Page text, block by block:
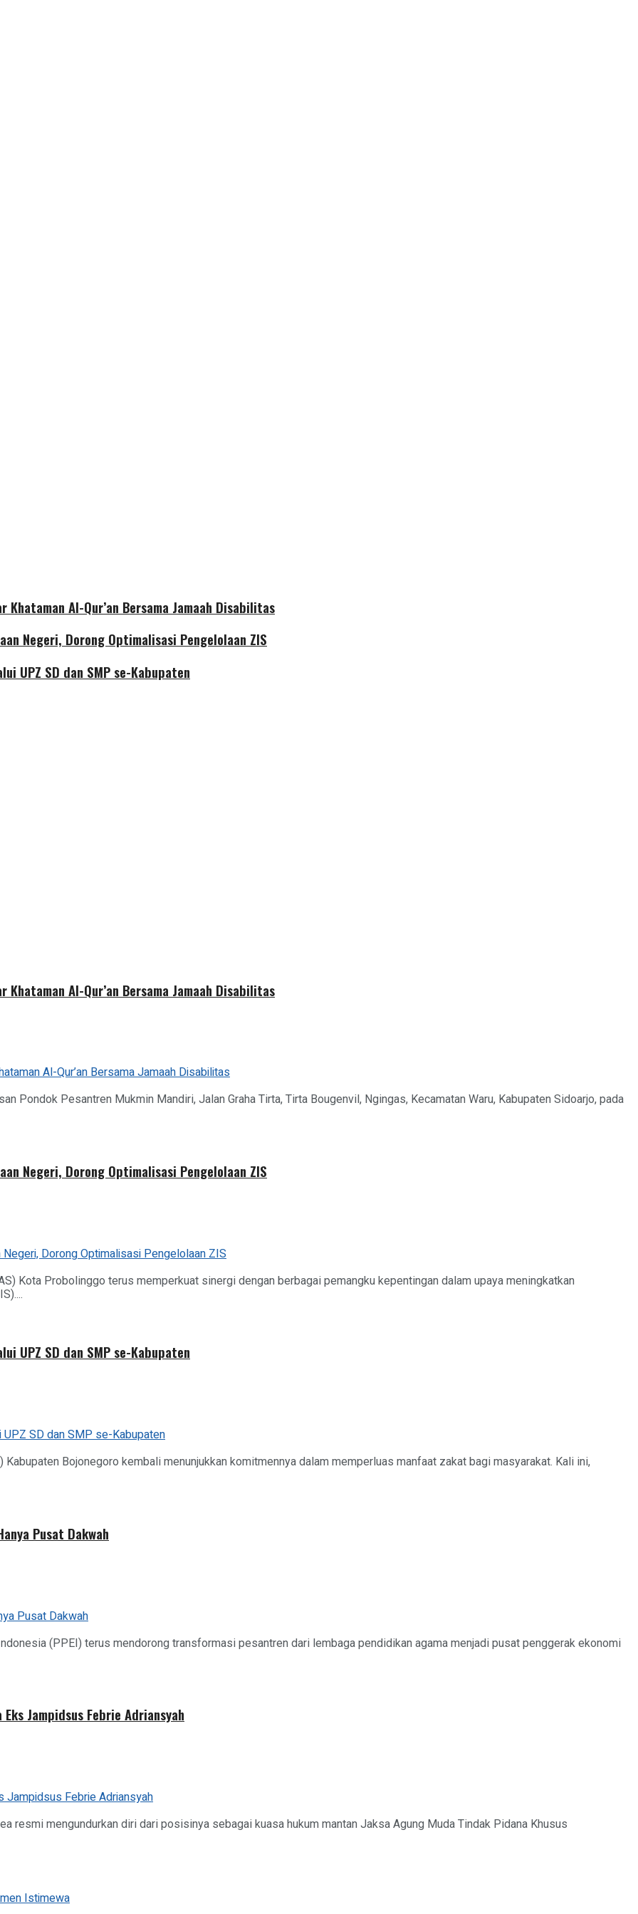
Al-Qur’an Bersama Jamaah Disabilitas
Negeri, Dorong Optimalisasi Pengelolaan ZIS
UPZ SD dan SMP se-Kabupaten
Al-Qur’an Bersama Jamaah Disabilitas
Pondok Pesantren Mukmin Mandiri, Jalan Graha Tirta, Tirta Bougenvil, Ngingas, Kecamatan Waru, Kabupaten Sidoarjo, pada
Negeri, Dorong Optimalisasi Pengelolaan ZIS
Kota Probolinggo terus memperkuat sinergi dengan berbagai pemangku kepentingan dalam upaya meningkatkan
UPZ SD dan SMP se-Kabupaten
Bojonegoro kembali menunjukkan komitmennya dalam memperluas manfaat zakat bagi masyarakat. Kali ini,
Pusat Dakwah
(PPEI) terus mendorong transformasi pesantren dari lembaga pendidikan agama menjadi pusat penggerak ekonomi
Jampidsus Febrie Adriansyah
resmi mengundurkan diri dari posisinya sebagai kuasa hukum mantan Jaksa Agung Muda Tindak Pidana Khusus